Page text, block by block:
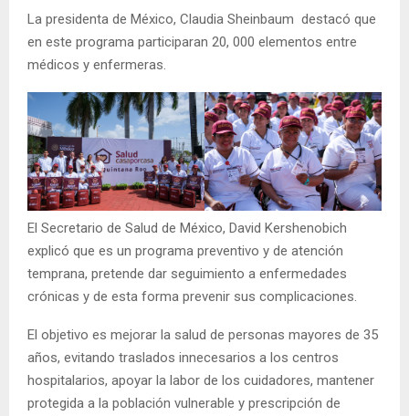
La presidenta de México, Claudia Sheinbaum destacó que
en este programa participaran 20, 000 elementos entre
médicos y enfermeras.
El Secretario de Salud de México, David Kershenobich
explicó que es un programa preventivo y de atención
temprana, pretende dar seguimiento a enfermedades
crónicas y de esta forma prevenir sus complicaciones.
El objetivo es mejorar la salud de personas mayores de 35
años, evitando traslados innecesarios a los centros
hospitalarios, apoyar la labor de los cuidadores, mantener
protegida a la población vulnerable y prescripción de